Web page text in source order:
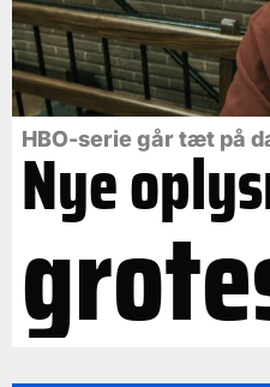
HBO-serie går tæt på
Nye